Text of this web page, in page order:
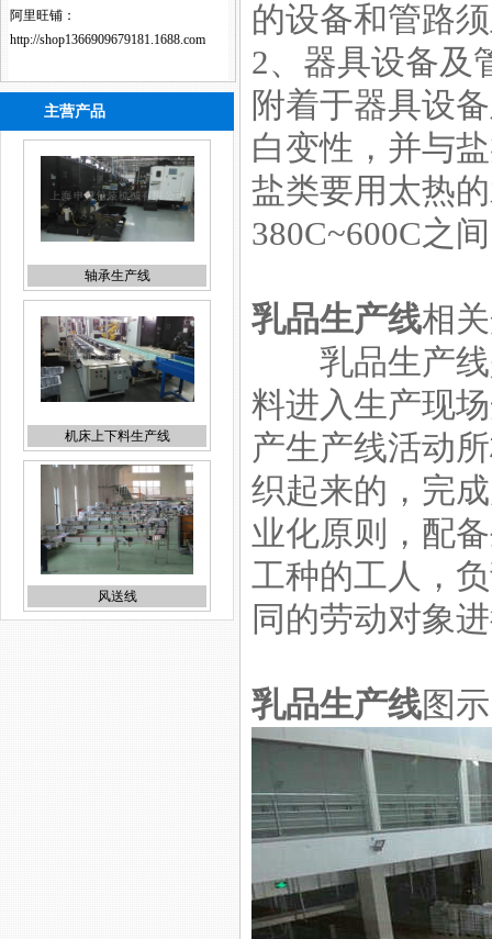
阿里旺铺：
http://shop1366909679181.1688.com
主营产品
轴承生产线
机床上下料生产线
风送线
流水线
的设备和管路
2、器具设备及
附着于器具设
白变性，并与
盐类要用太热
380C~600C之
乳品生产线相
乳品生产线
料进入生产现
产生产线活动
织起来的，完
业化原则，配
工种的工人，
同的劳动对象
乳品生产线图示